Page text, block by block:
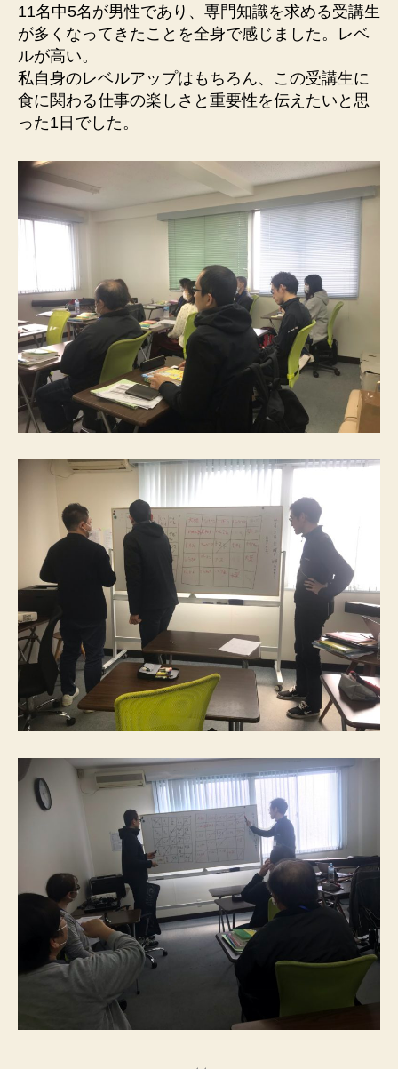
11名中5名が男性であり、専門知識を求める受講生
が多くなってきたことを全身で感じました。レベ
ルが高い。
私自身のレベルアップはもちろん、この受講生に
食に関わる仕事の楽しさと重要性を伝えたいと思
った1日でした。